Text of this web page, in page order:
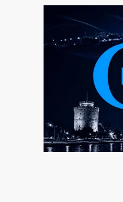
10|08|2026 | 15:15
«Έκανα το αυτονόητο»:
που έσωσε χελωνάκι από
Παναγία Σουμελά:
απαιτούν οι Τούρκοι
10|08|2026 | 15:00
Νέες ταυτότητες: